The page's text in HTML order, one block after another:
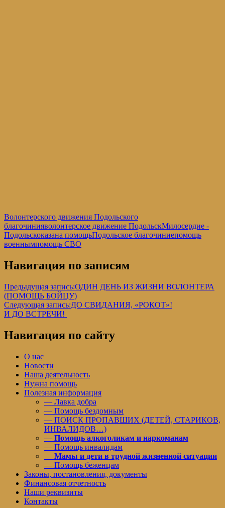
Волонтерского движения Подольского
благочинияволонтерское движение ПодольскМилосердие -
Подольскоказана помощьПодольское благочиниепомощь
военнымпомощь СВО
Навигация по записям
Предыдущая запись:ОДИН ДЕНЬ ИЗ ЖИЗНИ ВОЛОНТЕРА
(ПОМОЩЬ БОЙЦУ)
Следующая запись:ДО СВИДАНИЯ, «РОКОТ»!
И ДО ВСТРЕЧИ!
Навигация по сайту
О нас
Новости
Наша деятельность
Нужна помощь
Полезная информация
— Лавка добра
— Помощь бездомным
— ПОИСК ПРОПАВШИХ (ДЕТЕЙ, СТАРИКОВ,
ИНВАЛИДОВ…)
— Помощь алкоголикам и наркоманам
— Помощь инвалидам
— Мамы и дети в трудной жизненной ситуации
— Помощь беженцам
Законы, постановления, документы
Финансовая отчетность
Наши реквизиты
Контакты